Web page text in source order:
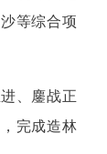
等综合项
、鏖战正
完成造林